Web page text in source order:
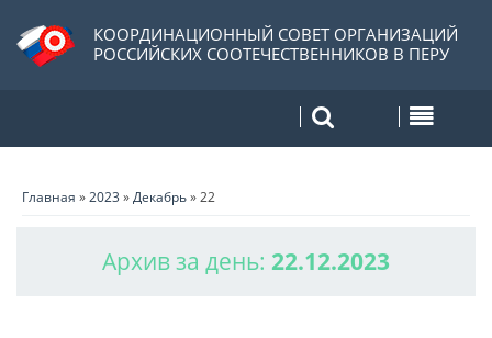
КООРДИНАЦИОННЫЙ СОВЕТ ОРГАНИЗАЦИЙ
РОССИЙСКИХ СООТЕЧЕСТВЕННИКОВ В ПЕРУ
Главная »2023 »Декабрь»22
Архив за день: 22.12.2023